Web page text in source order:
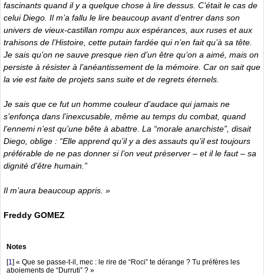
fascinants quand il y a quelque chose à lire dessus. C’était le cas de
celui Diego. Il m’a fallu le lire beaucoup avant d’entrer dans son
univers de vieux-castillan rompu aux espérances, aux ruses et aux
trahisons de l’Histoire, cette putain fardée qui n’en fait qu’à sa tête.
Je sais qu’on ne sauve presque rien d’un être qu’on a aimé, mais on
persiste à résister à l’anéantissement de la mémoire. Car on sait que
la vie est faite de projets sans suite et de regrets éternels.
Je sais que ce fut un homme couleur d’audace qui jamais ne
s’enfonça dans l’inexcusable, même au temps du combat, quand
l’ennemi n’est qu’une bête à abattre. La “morale anarchiste”, disait
Diego, oblige : “Elle apprend qu’il y a des assauts qu’il est toujours
préférable de ne pas donner si l’on veut préserver – et il le faut – sa
dignité d’être humain.”
Il m’aura beaucoup appris. »
Freddy GOMEZ
Notes
[1 ] « Que se passe-t-il, mec : le rire de “Roci” te dérange ? Tu préfères les
aboiements de “Durruti” ? »